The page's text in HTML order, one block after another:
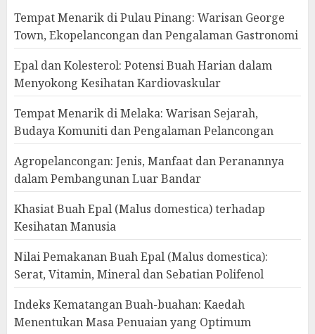
Tempat Menarik di Pulau Pinang: Warisan George
Town, Ekopelancongan dan Pengalaman Gastronomi
Epal dan Kolesterol: Potensi Buah Harian dalam
Menyokong Kesihatan Kardiovaskular
Tempat Menarik di Melaka: Warisan Sejarah,
Budaya Komuniti dan Pengalaman Pelancongan
Agropelancongan: Jenis, Manfaat dan Peranannya
dalam Pembangunan Luar Bandar
Khasiat Buah Epal (Malus domestica) terhadap
Kesihatan Manusia
Nilai Pemakanan Buah Epal (Malus domestica):
Serat, Vitamin, Mineral dan Sebatian Polifenol
Indeks Kematangan Buah-buahan: Kaedah
Menentukan Masa Penuaian yang Optimum